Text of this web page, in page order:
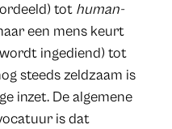
tot human-
een mens keurt
ingediend) tot
steeds zeldzaam is
inzet. De algemene
is dat